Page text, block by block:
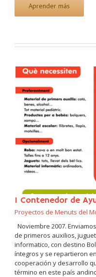
Aprender más
I Contenedor de
Proyectos de Menuts del
Noviembre 2007.
de primeros auxilios,
informatico, con destino
íntegros y se repartieron
cooperación y desarrollo
término en este país